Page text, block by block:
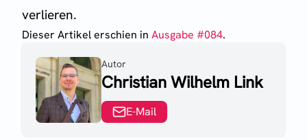
verlieren.
Dieser Artikel erschien in Ausgabe #084.
Autor
Christian Wilhelm Link
E-Mail